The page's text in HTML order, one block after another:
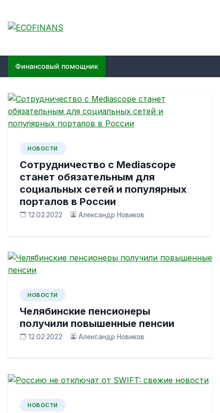
content
ECOFINANS
Финансовый помощник
НОВОСТИ
Сотрудничество с Mediascope
станет обязательным для
социальных сетей и популярных
порталов в России
12.02.2022 Александр Новиков
НОВОСТИ
Челябинские пенсионеры
получили повышенные пенсии
12.02.2022 Александр Новиков
НОВОСТИ